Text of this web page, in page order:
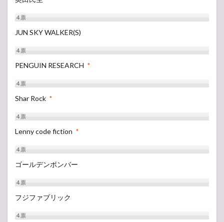
4票
JUN SKY WALKER(S)
4票
PENGUIN RESEARCH *
4票
Shar Rock *
4票
Lenny code fiction *
4票
ゴールデンボンバー
4票
フジファブリック
4票